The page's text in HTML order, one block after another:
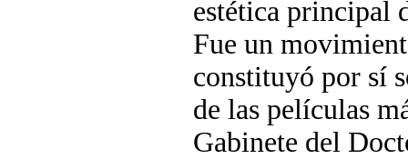
estética principal
Fue un
constituyó por sí
de las películas
Gabinete del